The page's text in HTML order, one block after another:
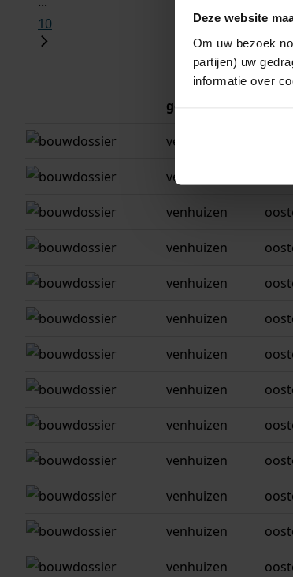
Deze website
Om uw bezoek
partijen) uw
informatie over
10
gemeente
venhuizen
venhuizen
venhuizen
venhuizen
venhuizen
venhuizen
venhuizen
venhuizen
venhuizen
venhuizen
venhuizen
venhuizen
venhuizen